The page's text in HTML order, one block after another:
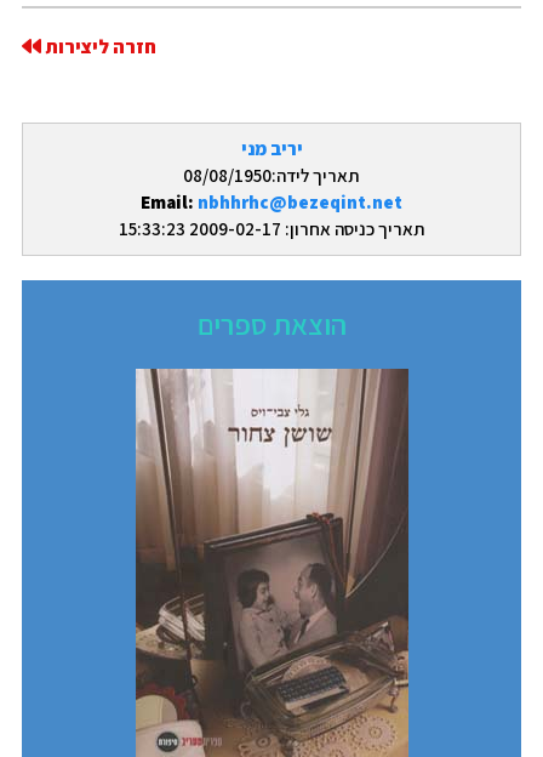
יריב מני
תאריך לידה:08/08/1950
Email: nbhhrhc@bezeqint.net
תאריך כניסה אחרון: 2009-02-17 15:33:23
הוצאת ספרים
חזרה ליצירות